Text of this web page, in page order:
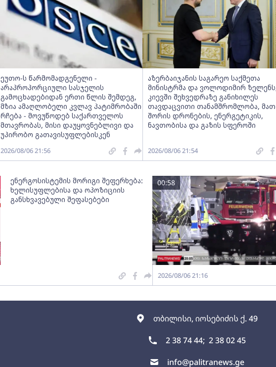
თბილისი, იოსებიძის ქ. 49
2 38 74 44; 2 38 02 45
info@palitranews.ge
ეუთო-ს წარმომადგენელი -
არაპროპორციული სასჯელის
გამოცხადებიდან ერთი წლის შემდეგ,
მზია ამაღლობელი კვლავ პატიმრობაში
რჩება - მოვუწოდებ საქართველოს
მთავრობას, მისი დაუყოვნებლივი და
უპირობო გათავისუფლებისკენ
2026/08/06 21:56
აზერბაიჯანის საგარეო საქმეთა
მინისტრმა და ვოლოდიმირ
კიევში შეხვედრაზე განიხილეს
თავდაცვითი თანამშრომლობა, მათ
შორის დრონების, ენერგეტიკის,
ნავთობისა და გაზის სფეროში
2026/08/06 21:54
ენერგოსისტემის მორიგი შეფერხება:
ხელისუფლებისა და ოპოზიციის
განსხვავებული შეფასებები
00:58
2026/08/06 21:16